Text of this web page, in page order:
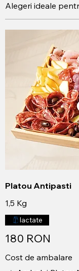
Alegeri ideale
Platou Antipasti
1,5 Kg
180 RON
lactate
Cost de ambalare